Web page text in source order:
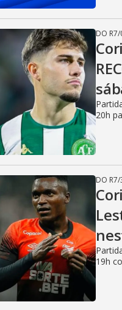
DO R7/
20h
DO R7/
19h